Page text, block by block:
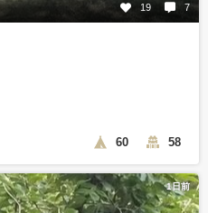
19 7
60 58
1日前